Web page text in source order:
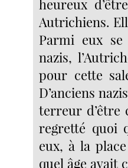
heureux
Autrichiens.
Parmi eux se
nazis,
pour cette
D’anciens
terreur d’être
regretté quoi
eux, à la
quel âge avait